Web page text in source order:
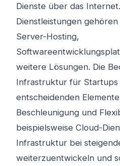
Dienste über das
Dienstleistungen
Server-Hosting,
weitere Lösungen. Die
Infrastruktur für Startups
entscheidenden
Beschleunigung und
beispielsweise Cloud-
Infrastruktur bei
weiterzuentwickeln und